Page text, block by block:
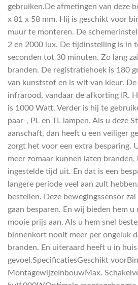
gebruiken.De afmetingen van deze
x 81 x 58 mm. Hij is geschikt voor
muur te monteren. De
2 en 2000 lux. De tijdinstelling is in
seconden tot 30 minuten. Zo lang
branden. De registratiehoek is 180
van kunststof en is wit van kleur.
infrarood, vandaar de afkorting IR.
is 1000 Watt. Verder is hij te
paar-, PL en TL lampen. Als u deze
aanschaft, dan heeft u een veiliger
zorgt het voor een extra besparing.
meer zomaar kunnen laten branden,
ingestelde tijd uit. En dat is een
langere periode veel aan zult
bestellen. Deze bewegingssensor
gaan besparen. En wij bieden hem
mooie prijs aan. Als u hem snel
binnenkort nooit meer per ongeluk
branden. En uiteraard heeft u in
gevoel.SpecificatiesGeschikt
MontagewijzeInbouwMax.